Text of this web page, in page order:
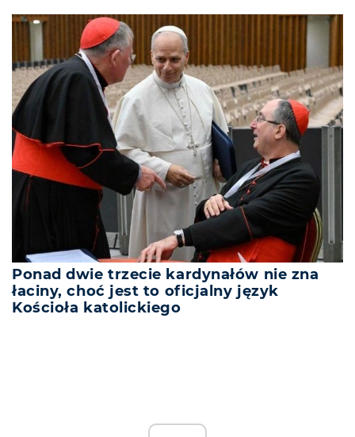
Ponad dwie trzecie kardynałów nie zna
łaciny, choć jest to oficjalny język
Kościoła katolickiego